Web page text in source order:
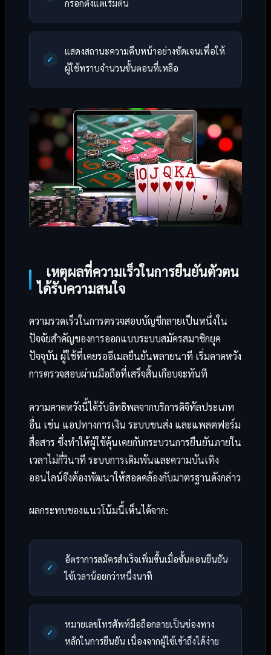
กรอกตั้งแต่เริ่มต้น
แสดงสถานะความคืบหน้าอย่างชัดเจนเพื่อให้
ผู้ใช้ทราบจำนวนขั้นตอนที่เหลือ
เหตุผลที่ความเร็วในการยืนยันตัวตน
ได้รับความสนใจ
ความรวดเร็วในการตรวจสอบบัญชีกลายเป็นหนึ่งใน
ปัจจัยสำคัญของการออกแบบระบบสมัครสมาชิกยุค
ปัจจุบัน ผู้ใช้ที่เคยรออีเมลยืนยันหลายนาที เริ่มคาดหวัง
การตรวจสอบผ่านมือถือที่เสร็จสิ้นเกือบจะทันที
ความคาดหวังนี้ได้รับอิทธิพลจากบริการดิจิทัลประเภท
อื่น เช่น แอปทางการเงิน ระบบขนส่ง และแพลตฟอร์ม
สื่อสาร ซึ่งทำให้ผู้ใช้คุ้นเคยกับกระบวนการยืนยันภายใน
เวลาไม่กี่วินาที ระบบการเดิมพันและความบันเทิง
ออนไลน์จึงต้องพัฒนาให้สอดคล้องกับมาตรฐานดังกล่าว
ผลกระทบของแนวโน้มนี้เห็นได้จาก:
อัตราการสมัครสำเร็จเพิ่มขึ้นเมื่อขั้นตอนยืนยัน
ใช้เวลาน้อยกว่าหนึ่งนาที
หมายเลขโทรศัพท์มือถือกลายเป็นช่องทาง
หลักในการยืนยัน เนื่องจากผู้ใช้เข้าถึงได้ง่าย